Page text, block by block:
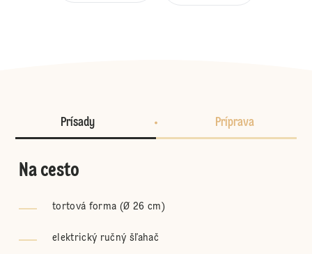
Prísady Príprava
Na cesto
tortová forma (Ø 26 cm)
elektrický ručný šľahač